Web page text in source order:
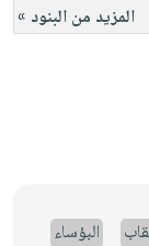
المزيد من البنود »
البؤساء